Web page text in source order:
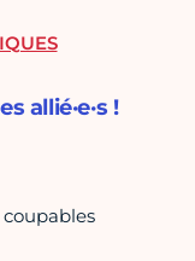
allié·e·s !
coupables